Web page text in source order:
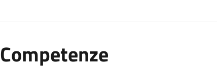
Competenze